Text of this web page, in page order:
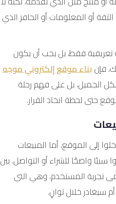
أو المعلومات أو الحافز الذي
فقط، بل يجب أن يكون
فإنبناء موقع إلكتروني موجه
الجميل، بل على فهم رحلة
حتى لحظة اتخاذ القرار.
إلى الموقع، أما المبيعات
واضحًا للشراء أو التواصل. بين
تجربة المستخدم، وهي التي
سيغادر خلال ثوانٍ.